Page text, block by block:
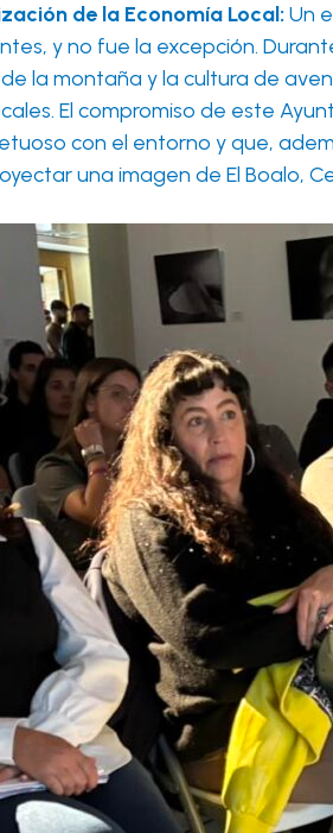
de la Economía Local: Un
y no fue la excepción.
la montaña y la cultura de
El compromiso de este
con el entorno y que,
una imagen de El Boalo,